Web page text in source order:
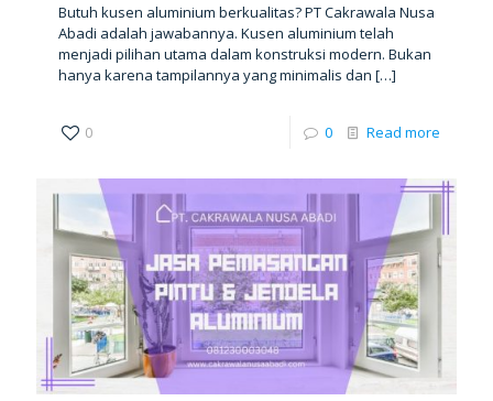
Butuh kusen aluminium berkualitas? PT Cakrawala Nusa
Abadi adalah jawabannya. Kusen aluminium telah
menjadi pilihan utama dalam konstruksi modern. Bukan
hanya karena tampilannya yang minimalis dan […]
0 0 Read more